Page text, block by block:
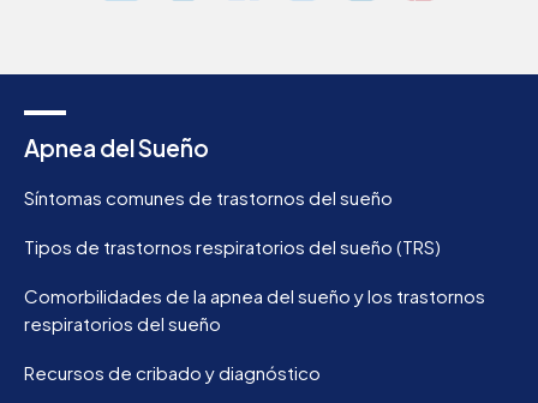
Apnea del Sueño
Síntomas comunes de trastornos del sueño
Tipos de trastornos respiratorios del sueño (TRS)
Comorbilidades de la apnea del sueño y los trastornos
respiratorios del sueño
Recursos de cribado y diagnóstico